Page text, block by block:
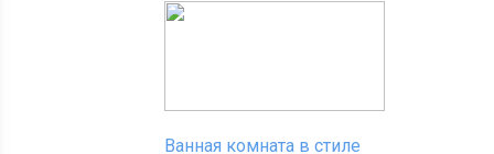
Ванная комната в стиле